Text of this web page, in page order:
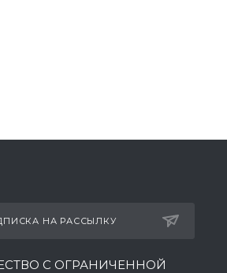
НА РАССЫЛКУ
С ОГРАНИЧЕННОЙ